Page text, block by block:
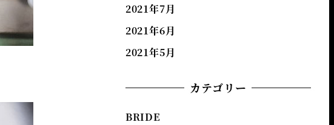
2021年7月
2021年6月
2021年5月
カテゴリー
BRIDE